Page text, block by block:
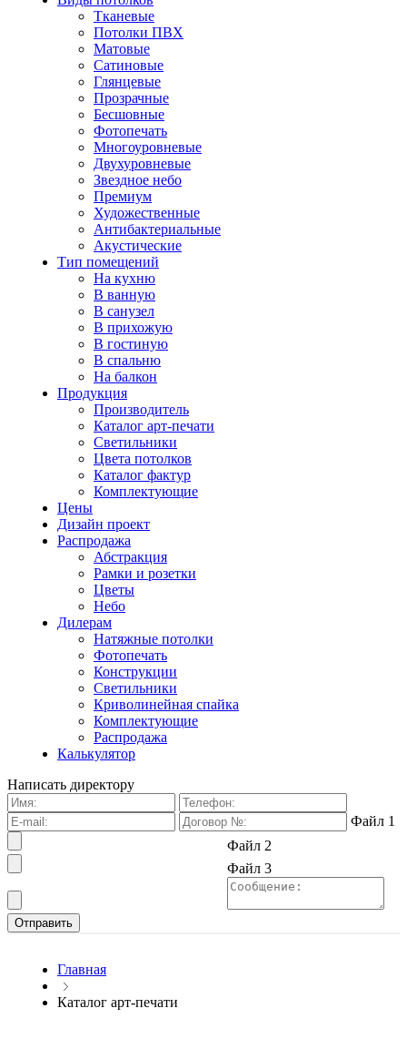
Тканевые
Потолки ПВХ
Матовые
Сатиновые
Глянцевые
Прозрачные
Бесшовные
Фотопечать
Многоуровневые
Двухуровневые
Звездное небо
Премиум
Художественные
Антибактериальные
Акустические
Тип помещений
На кухню
В ванную
В санузел
В прихожую
В гостиную
В спальню
На балкон
Продукция
Производитель
Каталог арт-печати
Светильники
Цвета потолков
Каталог фактур
Комплектующие
Цены
Дизайн проект
Распродажа
Абстракция
Рамки и розетки
Цветы
Небо
Дилерам
Натяжные потолки
Фотопечать
Конструкции
Светильники
Криволинейная спайка
Комплектующие
Распродажа
Калькулятор
Написать директору
Файл 1
Файл 2
Файл 3
Главная
Каталог арт-печати